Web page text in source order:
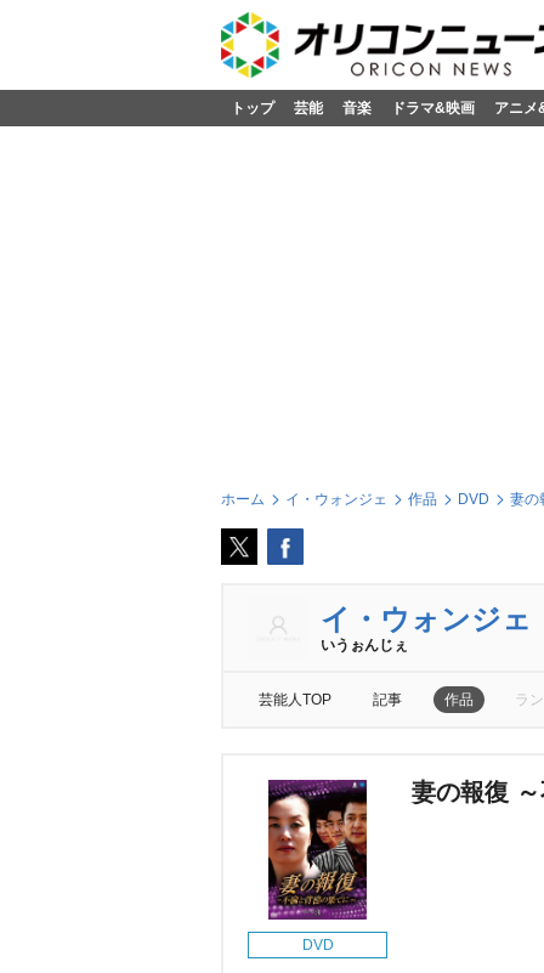
トップ 芸能 音楽 ドラマ&映画 アニメ
ホーム イ・ウォンジェ 作品 DVD 妻の
イ・ウォンジェ
いうぉんじぇ
芸能人TOP 記事 作品 ラ
DVD
妻の報復